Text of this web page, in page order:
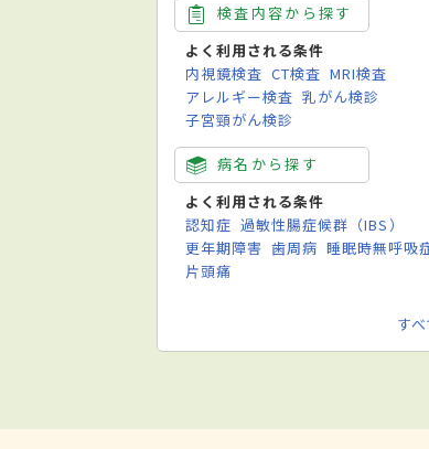
検査内容から探す
よく利用される条件
内視鏡検査 CT検査 MRI検査
アレルギー検査 乳がん検診
子宮頸がん検診
病名から探す
よく利用される条件
認知症 過敏性腸症候群（IBS）
更年期障害 歯周病 睡眠時無呼吸
片頭痛
す